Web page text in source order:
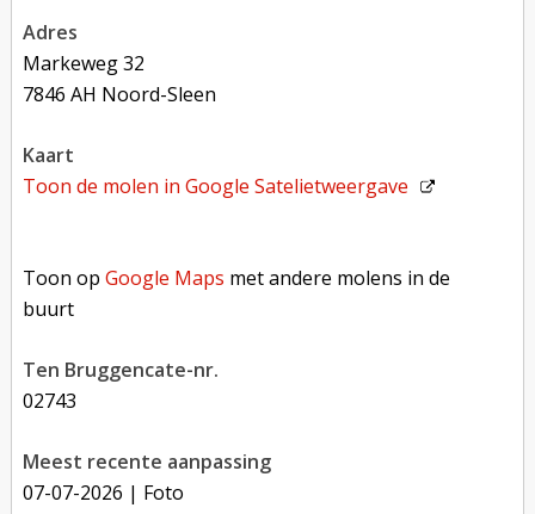
adres
Markeweg 32
7846 AH Noord-Sleen
kaart
Toon de molen inGoogle Satelietweergave
Toon opGoogle Maps met andere molens in de
buurt
Ten Bruggencate-nr.
02743
Meest recente aanpassing
07-07-2026 | Foto